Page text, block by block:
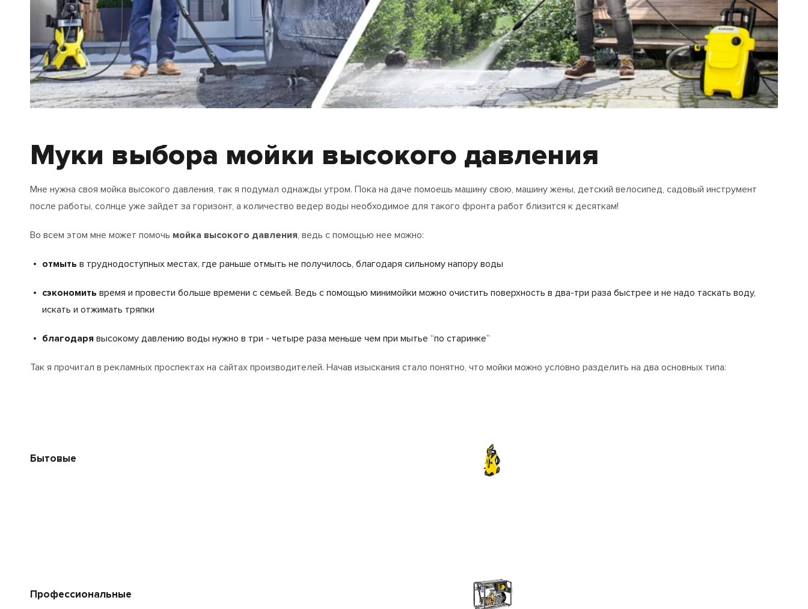
Муки выбора мойки высокого давления
Мне нужна своя мойка высокого давления, так я подумал однажды утром. Пока на даче помоешь машину свою, машину жены, детский велосипед, садовый инструмент
после работы, солнце уже зайдет за горизонт, а количество ведер воды необходимое для такого фронта работ близится к десяткам!
Во всем этом мне может помочь мойка высокого давления, ведь с помощью нее можно:
отмыть в труднодоступных местах, где раньше отмыть не получилось, благодаря сильному напору воды
сэкономить время и провести больше времени с семьей. Ведь с помощью минимойки можно очистить поверхность в два-три раза быстрее и не надо таскать воду,
искать и отжимать тряпки
благодаря высокому давлению воды нужно в три - четыре раза меньше чем при мытье “по старинке”
Так я прочитал в рекламных проспектах на сайтах производителей. Начав изыскания стало понятно, что мойки можно условно разделить на два основных типа:
Бытовые
Профессиональные